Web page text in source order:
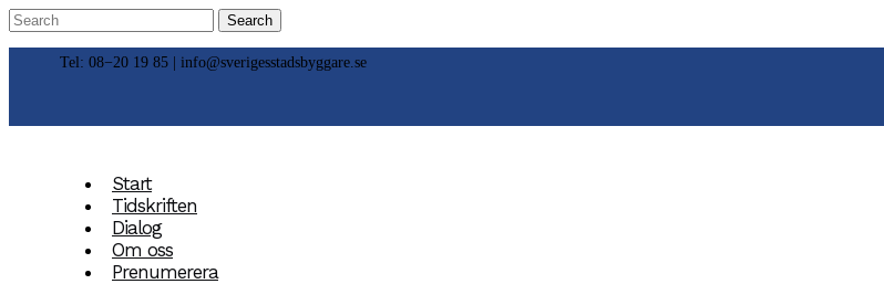
Tel: 08−20 19 85 | info@sverigesstadsbyggare.se
Start
Tidskriften
Dialog
Om oss
Prenumerera